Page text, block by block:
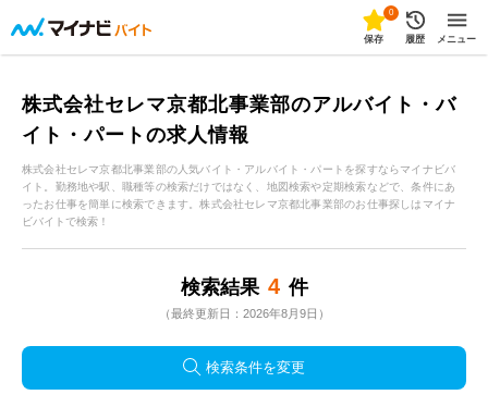
0
保存 履歴 メニュー
株式会社セレマ京都北事業部のアルバイト・バ
イト・パートの求人情報
株式会社セレマ京都北事業部の人気バイト・アルバイト・パートを探すならマイナビバ
イト。勤務地や駅、職種等の検索だけではなく、地図検索や定期検索などで、条件にあ
ったお仕事を簡単に検索できます。株式会社セレマ京都北事業部のお仕事探しはマイナ
ビバイトで検索！
検索結果 4 件
（最終更新日：2026年8月9日）
検索条件を変更